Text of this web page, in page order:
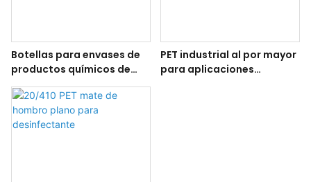
Botellas para envases de
productos químicos de
uso diario. Precio de
fábrica al por mayor.
PET industrial al por mayor
para aplicaciones